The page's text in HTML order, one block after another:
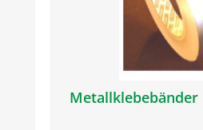
Metallklebebänder